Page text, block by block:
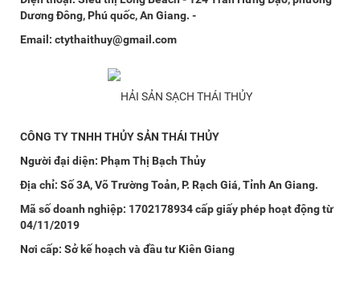
Dương Đông, Phú quốc, An Giang. -
Email: ctythaithuy@gmail.com
CÔNG TY TNHH THỦY SẢN THÁI THỦY
Người đại diện: Phạm Thị Bạch Thủy
Địa chỉ: Số 3A, Võ Trường Toản, P. Rạch Giá, Tỉnh An Giang.
Mã số doanh nghiệp: 1702178934 cấp giấy phép hoạt động từ
04/11/2019
Nơi cấp: Sở kế hoạch và đầu tư Kiên Giang